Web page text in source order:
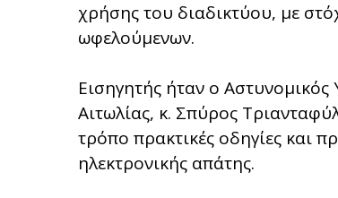
χρήσης του διαδικτύου, με
ωφελούμενων.
Εισηγητής ήταν ο
Αιτωλίας, κ. Σπύρος
τρόπο πρακτικές οδηγίες και
ηλεκτρονικής απάτης.